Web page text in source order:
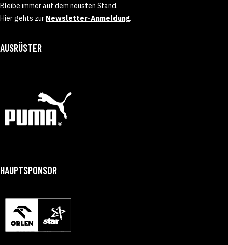
Bleibe immer auf dem neusten Stand.
Hier gehts zur Newsletter-Anmeldung.
AUSRÜSTER
HAUPTSPONSOR